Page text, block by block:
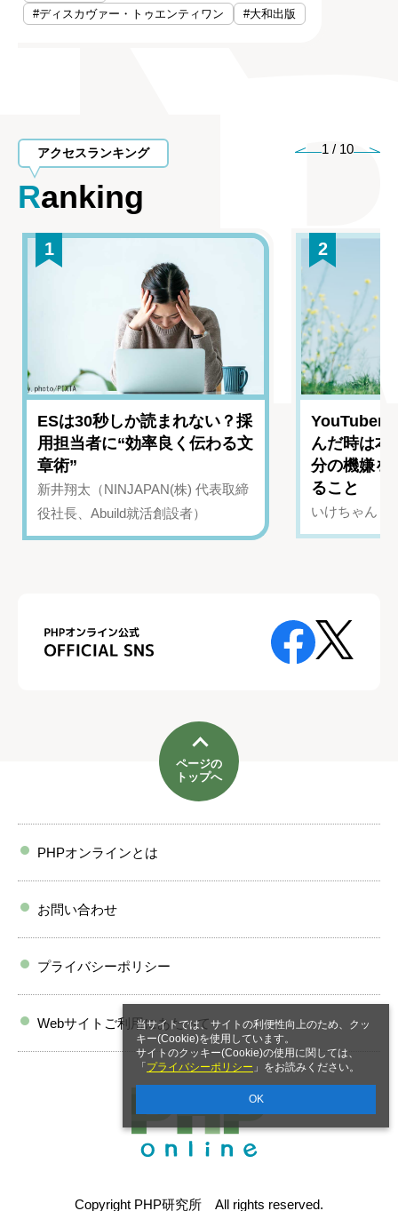
当サイトでは、サイトの利便性向上のため、クッ
キー(Cookie)を使用しています。
サイトのクッキー(Cookie)の使用に関しては、
「 プライバシーポリシー 」をお読みください。
OK
#ディスカヴァー・トゥエンティワン
#大和出版
アクセスランキング
Ranking
1 / 10
1
ESは30秒しか読まれない？採
用担当者に“効率良く伝わる文
章術”
新井翔太（NINJAPAN(株) 代表取締
役社長、Abuild就活創設者）
2
YouTuber
んだ時は
分の機嫌を
ること
いけちゃん（
ページの
トップへ
PHPオンラインとは
お問い合わせ
プライバシーポリシー
Webサイトご利用にあたって
Copyright PHP研究所 All rights reserved.